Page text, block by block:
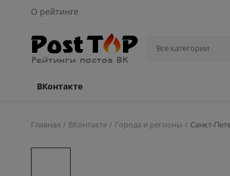
О рейтинге
Все категории
ВКонтакте
Главная ВКонтакте Города и регионы Санкт-